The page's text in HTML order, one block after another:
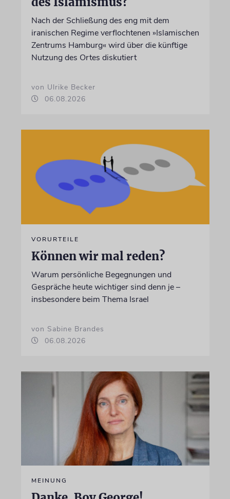
Nach der Schließung des eng mit dem
iranischen Regime verflochtenen »Islamischen
Zentrums Hamburg« wird über die künftige
Nutzung des Ortes diskutiert
von Ulrike Becker
06.08.2026
VORURTEILE
Können wir mal reden?
Warum persönliche Begegnungen und
Gespräche heute wichtiger sind denn je –
insbesondere beim Thema Israel
von Sabine Brandes
06.08.2026
MEINUNG